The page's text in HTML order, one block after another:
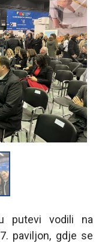
putevi vodili na
paviljon, gdje se